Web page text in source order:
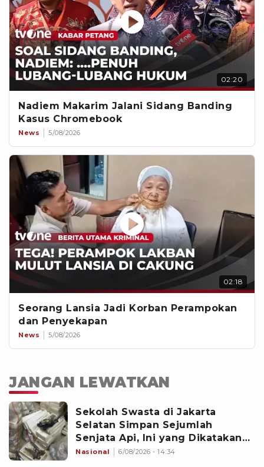
02:20
Nadiem Makarim Jalani Sidang Banding
Kasus Chromebook
News 5/08/2026
02:18
Seorang Lansia Jadi Korban Perampokan
dan Penyekapan
News 5/08/2026
JANGAN LEWATKAN
Sekolah Swasta di Jakarta
Selatan Simpan Sejumlah
Senjata Api, Ini yang Dikatakan
Polisi
Nasional 6/08/2026 - 14:34